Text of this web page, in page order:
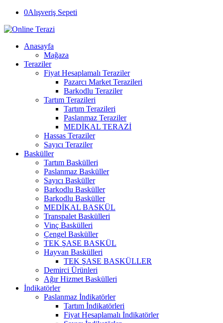
0Alışveriş Sepeti
Anasayfa
Mağaza
Teraziler
Fiyat Hesaplamalı Teraziler
Pazarcı Market Terazileri
Barkodlu Teraziler
Tartım Terazileri
Tartım Terazileri
Paslanmaz Teraziler
MEDİKAL TERAZİ
Hassas Teraziler
Sayıcı Teraziler
Basküller
Tartım Baskülleri
Paslanmaz Basküller
Sayıcı Basküller
Barkodlu Basküller
Barkodlu Basküller
MEDİKAL BASKÜL
Transpalet Baskülleri
Vinç Baskülleri
Çengel Basküller
TEK ŞASE BASKÜL
Hayvan Baskülleri
TEK ŞASE BASKÜLLER
Demirci Ürünleri
Ağır Hizmet Baskülleri
İndikatörler
Paslanmaz İndikatörler
Tartım İndikatörleri
Fiyat Hesaplamalı İndikatörler